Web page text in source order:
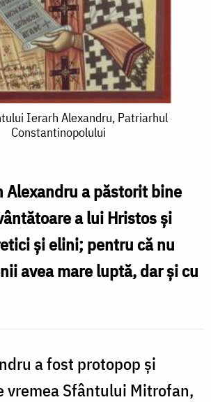
Ierarh Alexandru, Patriarhul
Constantinopolului
a păstorit bine
a lui Hristos și
și elini; pentru că nu
avea mare luptă, dar și cu
a fost protopop și
vremea Sfântului Mitrofan,